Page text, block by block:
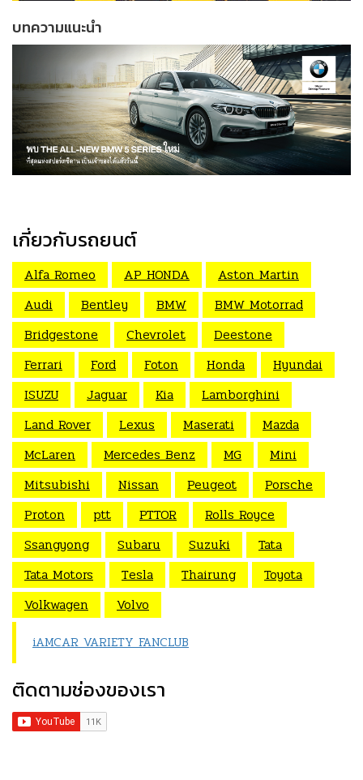
บทความแนะนำ
เกี่ยวกับรถยนต์
Alfa Romeo AP HONDA
Aston Martin
Audi
Bentley BMW
BMW Motorrad
Bridgestone
Chevrolet
Deestone
Ferrari
Ford Foton Honda
Hyundai
ISUZU
Jaguar Kia
Lamborghini
Land Rover
Lexus Maserati
Mazda
McLaren
Mercedes Benz MG
Mini
Mitsubishi
Nissan Peugeot
Porsche
Proton
ptt PTTOR
Rolls Royce
Ssangyong
Subaru Suzuki
Tata
Tata Motors
Tesla Thairung
Toyota
Volkwagen
Volvo
iAMCAR VARIETY FANCLUB
ติดตามช่องของเรา